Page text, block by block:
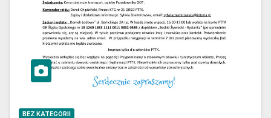
BEZ KATEGORII